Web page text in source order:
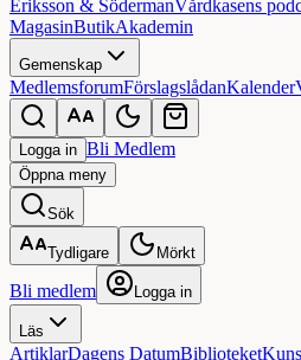
Eriksson & SödermanVårdkasens
MagasinButikAkademin
Gemenskap
MedlemsforumFörslagslådanKalender
Logga in Bli Medlem
Öppnameny
Sök
Tydligare Mörkt
Bli medlem Logga in
Läs
ArtiklarDagens DatumBiblioteket